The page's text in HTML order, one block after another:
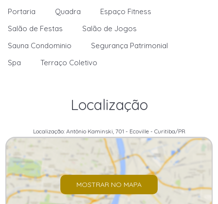
Portaria
Quadra
Espaço Fitness
Salão de Festas
Salão de Jogos
Sauna Condominio
Segurança Patrimonial
Spa
Terraço Coletivo
Localização
Localização: Antônio Kaminski, 701 - Ecoville - Curitiba/PR
MOSTRAR NO MAPA